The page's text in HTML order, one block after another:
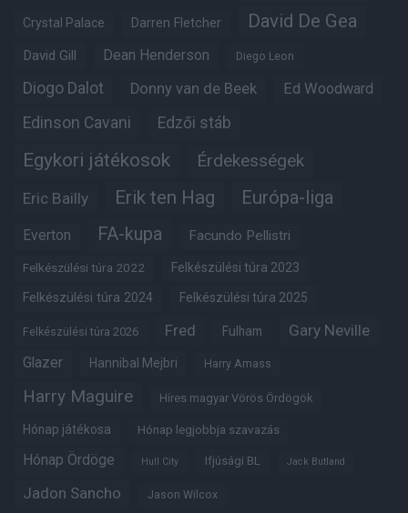
Crystal Palace Darren Fletcher David De Gea
David Gill Dean Henderson Diego Leon
Diogo Dalot Donny van de Beek Ed Woodward
Edinson Cavani Edzői stáb
Egykori játékosok Érdekességek
Eric Bailly Erik ten Hag Európa-liga
Everton FA-kupa Facundo Pellistri
Felkészülési túra 2022 Felkészülési túra 2023
Felkészülési túra 2024 Felkészülési túra 2025
Felkészülési túra 2026 Fred Fulham Gary Neville
Glazer Hannibal Mejbri Harry Amass
Harry Maguire Híres magyar Vörös Ördögök
Hónap játékosa Hónap legjobbja szavazás
Hónap Ördöge Hull City Ifjúsági BL Jack Butland
Jadon Sancho Jason Wilcox